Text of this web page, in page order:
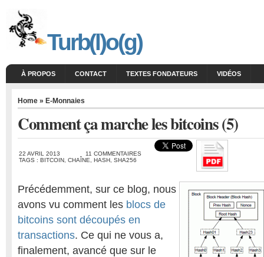
Turb(l)o(g)
À PROPOS CONTACT TEXTES FONDATEURS VIDÉOS
Home » E-Monnaies
Comment ça marche les bitcoins (5)
22 AVRIL 2013
11 COMMENTAIRES
TAGS : BITCOIN CHAÎNE HASH SHA256
Précédemment, sur ce blog, nous
avons vu comment les blocs de
bitcoins sont découpés en
transactions. Ce qui ne vous a,
finalement, avancé que sur le